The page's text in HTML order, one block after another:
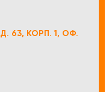
63, КОРП. 1, ОФ.